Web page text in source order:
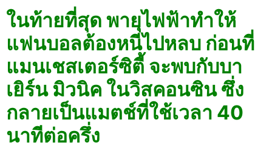
ในท้ายที่สุด พายุไฟฟ้าทําให้
แฟนบอลต้องหนีไปหลบ ก่อนที่
แมนเชสเตอร์ซิตี้ จะพบกับบา
เยิร์น มิวนิค ในวิสคอนซิน ซึ่ง
กลายเป็นแมตช์ที่ใช้เวลา 40
นาทีต่อครึ่ง